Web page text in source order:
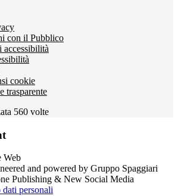
con il Pubblico
cookie
trasparente
560 volte
and powered by Gruppo Spaggiari
Publishing & New Social Media
dati personali